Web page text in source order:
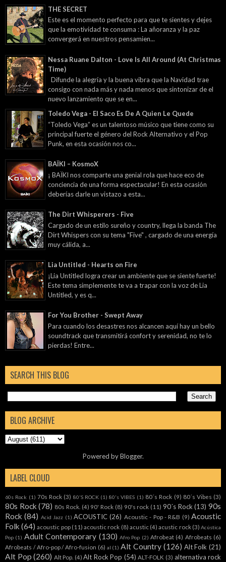
THE SECRET
Este es el momento perfecto para que te sientes y dejes
que la emotividad te consuma : La añoranza y la paz
convergerá en nuestros pensamien...
Nessa Ruane Dalton - Love Is All Around (At Christmas
Time)
Difunde la alegría y la buena vibra que la Navidad trae
consigo con nada más y nada menos que sintonizar de el
nuevo lanzamiento que se en...
Toledo Vega - El Saco Es De A Quien Le Quede
“Toledo Vega” es un talentoso músico que tiene como su
principal fuerte el género del Rock Alternativo y el Pop
Punk, en esta ocasión nos co...
BAÏKI – KosmoX
¡ BAÏKI nos comparte una genial rola que hace eco de
conciencia de una forma espectacular! En esta ocasión
deberías darle un vistazo a esta...
The Dirt Whisperers - Five
Cargado de un estilo sureño y country, llega la banda The
Dirt Whispers con su tema "Five" , cargado de una energía
muy cálida, a...
Lia Untitled - Hearts on Fire
¡Lia Untitled logra crear un ambiente que se siente fuerte!
Este tema simplemente te va a trapar con la voz de Lia
Untitled, y es q...
For You Brother - Swept Away
Para cuando los desastres nos alcancen aquí hay un bello
soundtrack que transmitirá confort y serenidad, no te lo
pierdas! Entre...
SEARCH THIS BLOG
BLOG ARCHIVE
Powered byBlogger.
LABEL CLOUD
60s Rock (1) 70s Rock (3) 80'S ROCK (1) 80's VIBES (1) 80´s Rock (9) 80´s Vibes (3)
80s Rock (78) 80s Rock. (4) 90' Rock (8) 90's rock (11) 90´s Rock (13) 90s
Rock (84) Acid Jazz (1) ACOUSTIC (26) Acoustic - Pop - R&B (9) Acoustic
Folk (64) acoustic pop (11) acoustic rock (8) acustic (4) acustic rock (3) Acústica
Pop (1) Adult Contemporary (130) Afro Pop (2) Afrobeat (4) Afrobeats (6)
Afrobeats / Afro-pop / Afro-fusion (6) al (1) Alt Country (126) Alt Folk (21)
Alt Pop (260) Alt Pop. (4) Alt Rock Pop (54) ALT-FOLK (3) alternativa rock